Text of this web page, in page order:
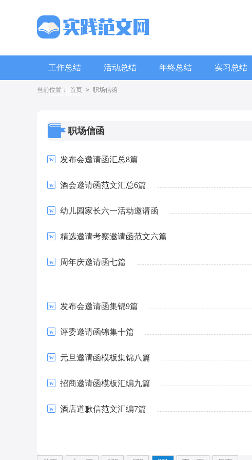
工作总结 活动总结 年终总结 实习总结
自查报告
当前位置： 首页 > 职场信函
职场信函
发布会邀请函汇总8篇
酒会邀请函范文汇总6篇
幼儿园家长六一活动邀请函
精选邀请考察邀请函范文六篇
周年庆邀请函七篇
发布会邀请函集锦9篇
评委邀请函锦集十篇
元旦邀请函模板集锦八篇
招商邀请函模板汇编九篇
酒店道歉信范文汇编7篇